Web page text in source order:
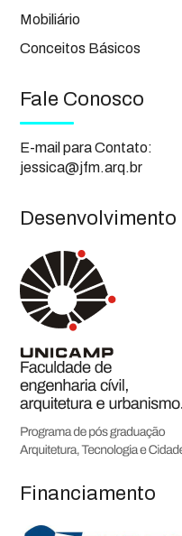
Mobiliário
Conceitos Básicos
Fale Conosco
E-mail para Contato:
jessica@jfm.arq.br
Desenvolvimento
Financiamento